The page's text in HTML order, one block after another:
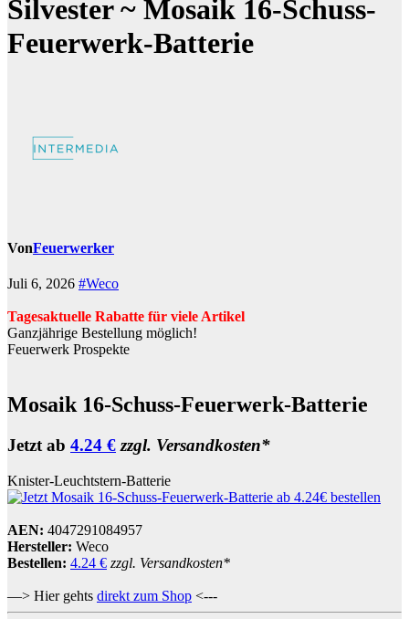
Silvester ~ Mosaik 16-Schuss-
Feuerwerk-Batterie
VonFeuerwerker
Juli 6, 2026 #Weco
Tagesaktuelle Rabatte für viele Artikel
Ganzjährige Bestellung möglich!
Feuerwerk Prospekte
Mosaik 16-Schuss-Feuerwerk-Batterie
Jetzt ab 4.24 € zzgl. Versandkosten*
Knister-Leuchtstern-Batterie
AEN: 4047291084957
Hersteller: Weco
Bestellen: 4.24 € zzgl. Versandkosten*
—> Hier gehts direkt zum Shop <---